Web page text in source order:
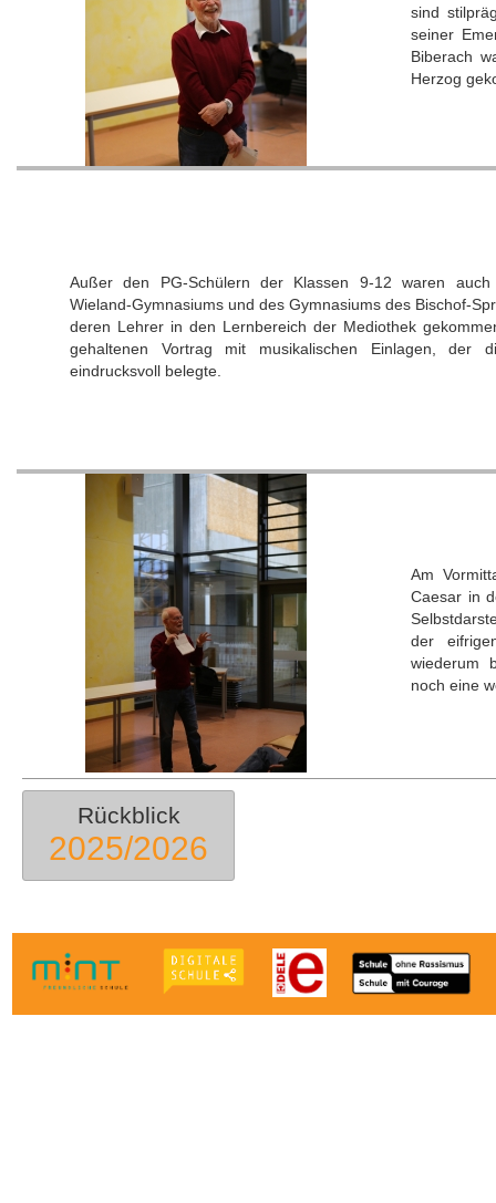
sind
seiner
Biberach
Herzog
Außer den PG-Schülern der Klassen 9-12 waren
Wieland-Gymnasiums und des Gymnasiums des Bischof-
deren Lehrer in den Lernbereich der Mediothek
gehaltenen Vortrag mit musikalischen Einlagen, der
eindrucksvoll belegte.
Am
Caesar in
der
wiederum
noch eine
Rückblick
2025/2026